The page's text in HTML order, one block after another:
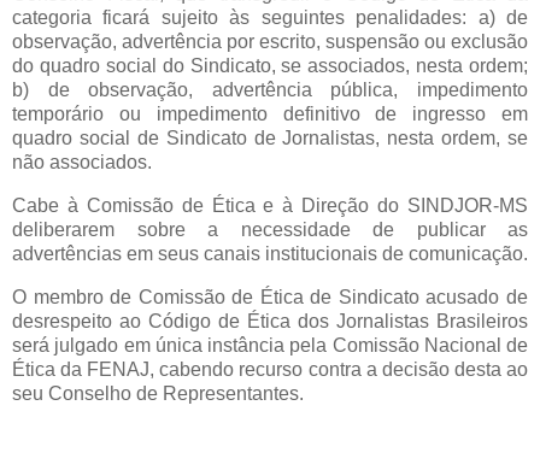
categoria ficará sujeito às seguintes penalidades: a) de
observação, advertência por escrito, suspensão ou exclusão
do quadro social do Sindicato, se associados, nesta ordem;
b) de observação, advertência pública, impedimento
temporário ou impedimento definitivo de ingresso em
quadro social de Sindicato de Jornalistas, nesta ordem, se
não associados.
Cabe à Comissão de Ética e à Direção do SINDJOR-MS
deliberarem sobre a necessidade de publicar as
advertências em seus canais institucionais de comunicação.
O membro de Comissão de Ética de Sindicato acusado de
desrespeito ao Código de Ética dos Jornalistas Brasileiros
será julgado em única instância pela Comissão Nacional de
Ética da FENAJ, cabendo recurso contra a decisão desta ao
seu Conselho de Representantes.